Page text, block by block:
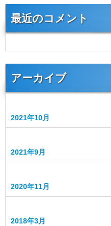
最近のコメント
アーカイブ
2021年10月
2021年9月
2020年11月
2018年3月